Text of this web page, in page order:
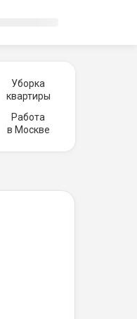
Уборка
квартиры
Работа
в Москве